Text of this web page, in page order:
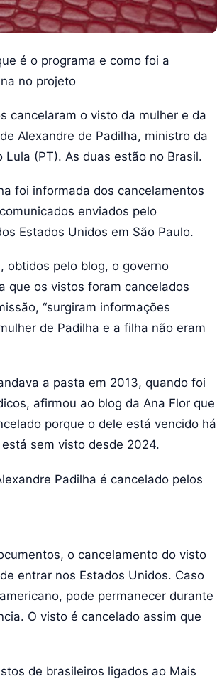
é o programa e como foi a
no projeto
cancelaram o visto da mulher e da
Alexandre de Padilha, ministro da
Lula (PT). As duas estão no Brasil.
foi informada dos cancelamentos
enviados pelo
Estados Unidos em São Paulo.
obtidos pelo blog, o governo
que os vistos foram cancelados
“surgiram informações
de Padilha e a filha não eram
a pasta em 2013, quando foi
afirmou ao blog da Ana Flor que
porque o dele está vencido há
sem visto desde 2024.
Padilha é cancelado pelos
o cancelamento do visto
entrar nos Estados Unidos. Caso
pode permanecer durante
O visto é cancelado assim que
de brasileiros ligados ao Mais